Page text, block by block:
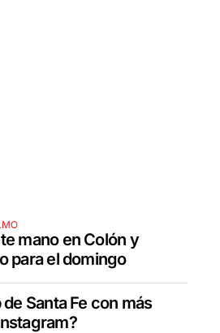
mano en Colón y
para el domingo
Santa Fe con más